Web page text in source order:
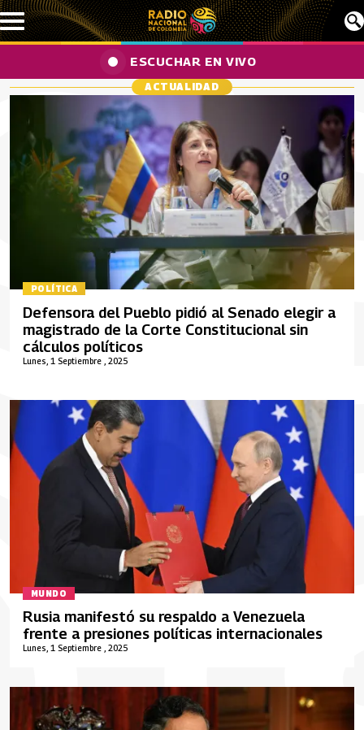
Pasar al contenido principal
ESCUCHAR EN VIVO
ACTUALIDAD
POLÍTICA
Lunes, 1 Septiembre , 2025
Defensora del Pueblo pidió al Senado elegir a
magistrado de la Corte Constitucional sin
cálculos políticos
MUNDO
Lunes, 1 Septiembre , 2025
Rusia manifestó su respaldo a Venezuela
frente a presiones políticas internacionales